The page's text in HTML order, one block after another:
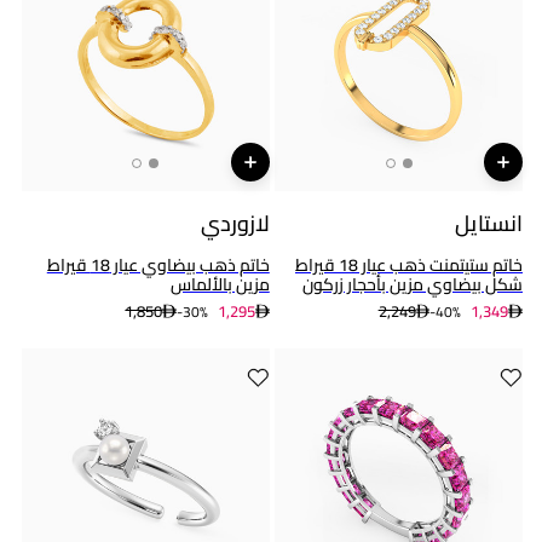
انستايل
خاتم ستيتمنت ذهب عيار 18 قيراط
شكل بيضاوي مزين بأحجار زركون
2,249 40%- 1,349
لازوردي
خاتم ذهب بيضاوي عيار 18 قيراط
مزين بالألماس
1,850 30%- 1,295